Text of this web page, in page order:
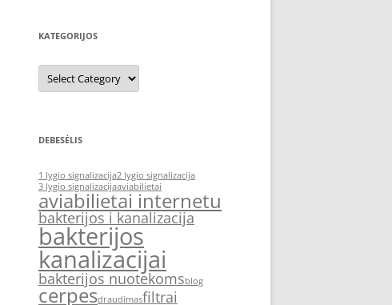
KATEGORIJOS
Kategorijos
DEBESĖLIS
1 lygio signalizacija2 lygio signalizacija
3 lygio signalizacijaaviabilietai
aviabilietai internetu
bakterijos i kanalizacija
bakterijos
kanalizacijai
bakterijos nuotekomsblog
cerpesdraudimasfiltrai